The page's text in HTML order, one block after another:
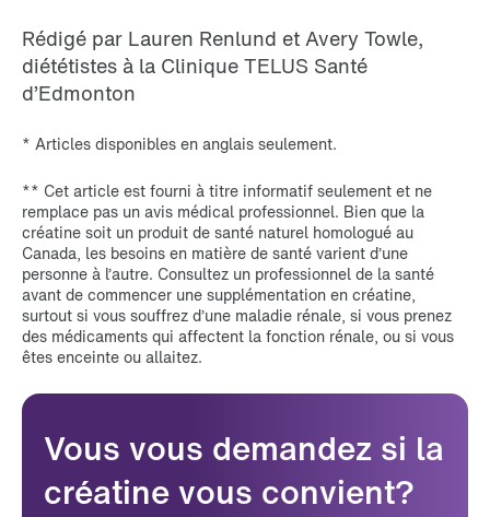
Rédigé par Lauren Renlund et Avery Towle,
diététistes à la Clinique TELUS Santé
d’Edmonton
* Articles disponibles en anglais seulement.
** Cet article est fourni à titre informatif seulement et ne
remplace pas un avis médical professionnel. Bien que la
créatine soit un produit de santé naturel homologué au
Canada, les besoins en matière de santé varient d’une
personne à l’autre. Consultez un professionnel de la santé
avant de commencer une supplémentation en créatine,
surtout si vous souffrez d’une maladie rénale, si vous prenez
des médicaments qui affectent la fonction rénale, ou si vous
êtes enceinte ou allaitez.
Vous vous demandez si la
créatine vous convient?